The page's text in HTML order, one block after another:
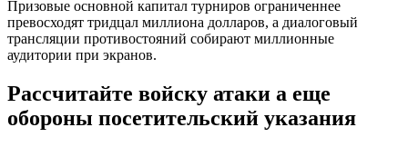
Призовые основной капитал турниров ограниченнее
превосходят тридцал миллиона долларов, а диалоговый
трансляции противостояний собирают миллионные
аудитории при экранов.
Рассчитайте войску атаки а еще
обороны посетительский указания